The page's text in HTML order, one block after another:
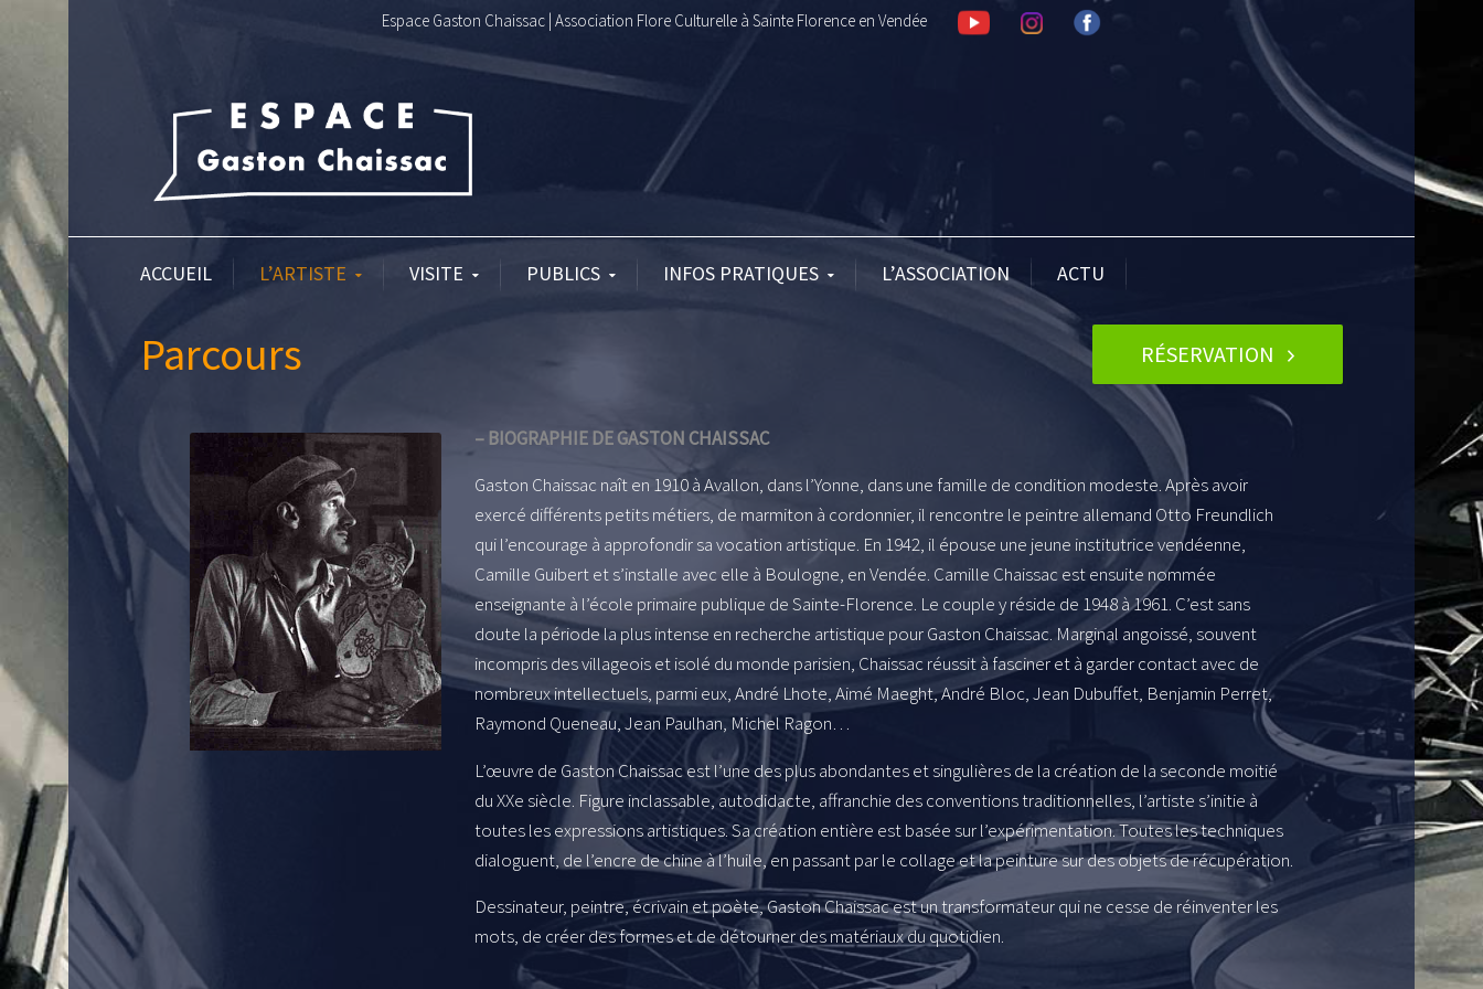
Espace Gaston Chaissac | Association Flore Culturelle à Sainte Florence en Vendée
ACCUEIL L’ARTISTE VISITE PUBLICS INFOS PRATIQUES L’ASSOCIATION ACTU
Parcours RÉSERVATION
– BIOGRAPHIE DE GASTON CHAISSAC
Gaston Chaissac naît en 1910 à Avallon, dans l’Yonne, dans une famille de condition modeste. Après avoir
exercé différents petits métiers, de marmiton à cordonnier, il rencontre le peintre allemand Otto Freundlich
qui l’encourage à approfondir sa vocation artistique. En 1942, il épouse une jeune institutrice vendéenne,
Camille Guibert et s’installe avec elle à Boulogne, en Vendée. Camille Chaissac est ensuite nommée
enseignante à l’école primaire publique de Sainte-Florence. Le couple y réside de 1948 à 1961. C’est sans
doute la période la plus intense en recherche artistique pour Gaston Chaissac. Marginal angoissé, souvent
incompris des villageois et isolé du monde parisien, Chaissac réussit à fasciner et à garder contact avec de
nombreux intellectuels, parmi eux, André Lhote, Aimé Maeght, André Bloc, Jean Dubuffet, Benjamin Perret,
Raymond Queneau, Jean Paulhan, Michel Ragon…
L’œuvre de Gaston Chaissac est l’une des plus abondantes et singulières de la création de la seconde moitié
du XXe siècle. Figure inclassable, autodidacte, affranchie des conventions traditionnelles, l’artiste s’initie à
toutes les expressions artistiques. Sa création entière est basée sur l’expérimentation. Toutes les techniques
dialoguent, de l’encre de chine à l’huile, en passant par le collage et la peinture sur des objets de récupération.
Dessinateur, peintre, écrivain et poète, Gaston Chaissac est un transformateur qui ne cesse de réinventer les
mots, de créer des formes et de détourner des matériaux du quotidien.